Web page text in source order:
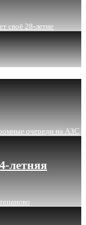
своё 28-летие
очереди на АЗС
летняя